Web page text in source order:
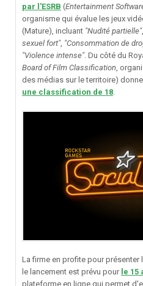
par l'ESRB (Entertainment
organisme qui évalue les jeux
(Mature), incluant "Nudité partielle",
sexuel fort", "Consommation de
"Violence intense". Du côté du
Board of Film Classification,
des médias sur le territoire)
une classification de 18.
La firme en profite pourprésenter
le lancement est prévu pour le 15
plateforme en ligne qui permet